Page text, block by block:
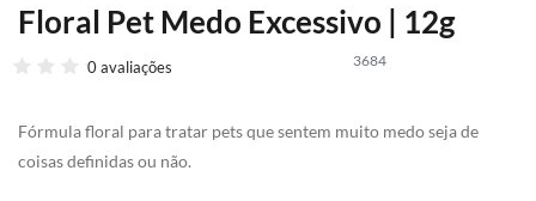
Floral Pet Medo Excessivo | 12g
3684
0 avaliações
Fórmula floral para tratar pets que sentem muito medo seja de
coisas definidas ou não.
Saltar
para
Galeria
de